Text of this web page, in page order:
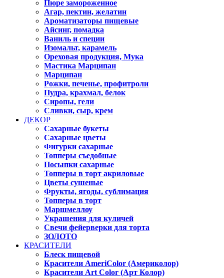
Пюре замороженное
Агар, пектин, желатин
Ароматизаторы пищевые
Айсинг, помадка
Ваниль и специи
Изомальт, карамель
Ореховая продукция, Мука
Мастика Марципан
Марципан
Рожки, печенье, профитроли
Пудра, крахмал, белок
Сиропы, гели
Сливки, сыр, крем
ДЕКОР
Сахарные букеты
Сахарные цветы
Фигурки сахарные
Топперы съедобные
Посыпки сахарные
Топперы в торт акриловые
Цветы сушеные
Фрукты, ягоды, сублимация
Топперы в торт
Маршмеллоу
Украшения для куличей
Свечи фейерверки для торта
ЗОЛОТО
КРАСИТЕЛИ
Блеск пищевой
Красители AmeriColor (Америколор)
Красители Art Color (Арт Колор)